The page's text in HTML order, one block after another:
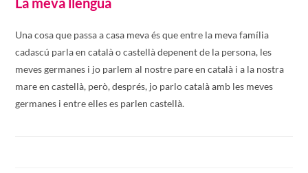
Una cosa que passa a casa meva és que entre la meva família
cadascú parla en català o castellà depenent de la persona, les
meves germanes i jo parlem al nostre pare en català i a la nostra
mare en castellà, però, després, jo parlo català amb les meves
germanes i entre elles es parlen castellà.